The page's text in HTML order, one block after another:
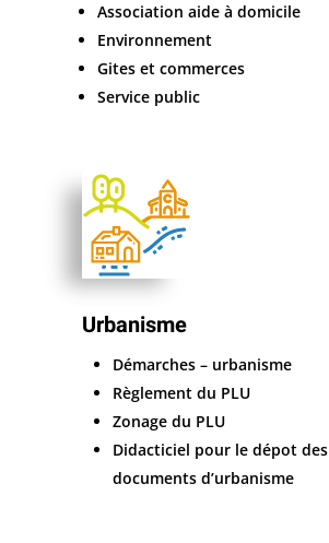
Association aide à domicile
Environnement
Gites et commerces
Service public
Urbanisme
Démarches – urbanisme
Règlement du PLU
Zonage du PLU
Didacticiel pour le dépot des
documents d’urbanisme